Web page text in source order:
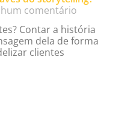
comentário
Contar a história
dela de forma
clientes